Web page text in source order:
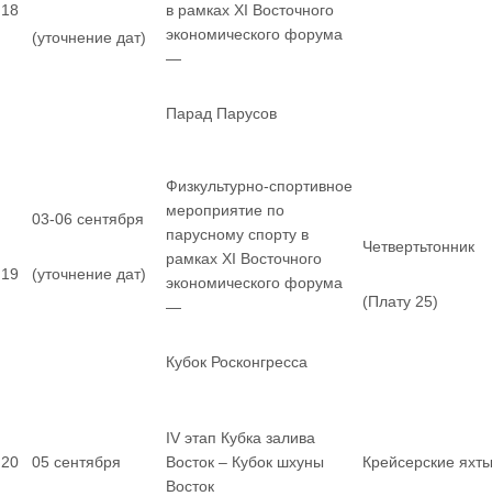
18
(уточнение дат)
в рамках XI Восточного
экономического форума
—
Парад Парусов
19
03-06 сентября
(уточнение дат)
Физкультурно-спортивное
мероприятие по
парусному спорту в
рамках XI Восточного
экономического форума
—
Кубок Росконгресса
Четвертьтонник
(Плату 25)
20 05 сентября
IV этап Кубка залива
Восток – Кубок шхуны
Восток
Крейсерские яхты